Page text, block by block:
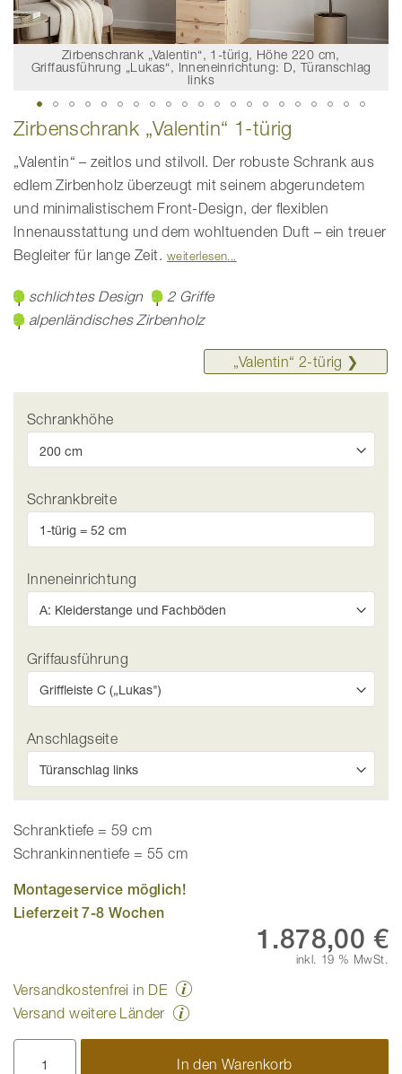
Zirbenschrank „Valentin“, 1-türig, Höhe 220 cm,
Griffausführung „Lukas“, Inneneinrichtung: D, Türanschlag
links
Zum
Anfang
Bildgalerie
springen
Zirbenschrank „Valentin“ 1-türig
„Valentin“ – zeitlos und stilvoll. Der robuste Schrank aus
edlem Zirbenholz überzeugt mit seinem abgerundetem
und minimalistischem Front-Design, der flexiblen
Innenausstattung und dem wohltuenden Duft – ein treuer
Begleiter für lange Zeit. weiterlesen
schlichtes Design
2 Griffe
alpenländisches Zirbenholz
„Valentin“ ­2-türig ❯
Schrankhöhe
Schrankbreite
Inneneinrichtung
Griffausführung
Anschlagseite
Schranktiefe = 59 cm
Schrankinnentiefe = 55 cm
Montageservice möglich!
Lieferzeit 7-8 Wochen
1.878,00 €
inkl. 19 % MwSt.
Versandkostenfrei in DE
Versand weitere Länder
In den Warenkorb